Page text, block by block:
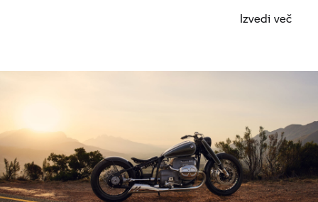
sprednji del in izpuh v obliki ribjega repa dodatno
Izvedi več